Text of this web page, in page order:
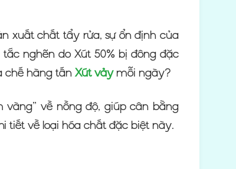
xuất chất tẩy rửa, sự ổn định của
nghẽn do Xút 50% bị đông đặc
chế hàng tấn Xút vảymỗi ngày?
vàng” về nồng độ, giúp cân bằng
tiết về loại hóa chất đặc biệt này.